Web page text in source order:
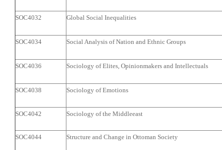
SOC4032 Global Social Inequalities
SOC4034 Social Analysis of Nation and Ethnic Groups
SOC4036 Sociology of Elites, Opinionmakers and Intellectuals
SOC4038 Sociology of Emotions
SOC4042 Sociology of the Middleeast
SOC4044 Structure and Change in Ottoman Society